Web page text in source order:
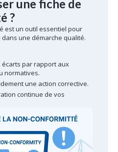
une fiche de
?
est un outil essentiel pour
une démarche qualité.
par rapport aux
normatives.
une action corrective.
continue de vos